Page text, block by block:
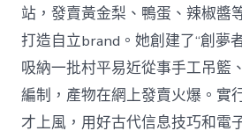
站，發賣黃金梨、鴨蛋、辣椒醬
打造自立brand。她創建了“創夢
吸納一批村平易近從事手工吊籃
編制，產物在網上發賣火爆。實
才上風，用好古代信息技巧和電